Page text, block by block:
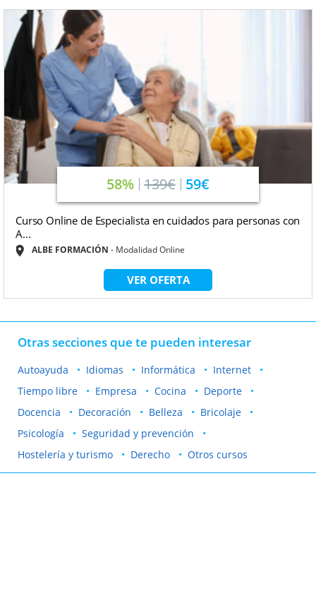
58% 139€ 59€
Curso Online de Especialista en cuidados para personas con
A...
ALBE FORMACIÓN Modalidad Online
VER OFERTA
Otras secciones que te pueden interesar
Autoayuda Idiomas Informática
Internet
Tiempo libre
Empresa Cocina
Deporte
Docencia
Decoración Belleza
Bricolaje
Psicología
Seguridad y prevención
Hostelería y turismo
Derecho Otros cursos